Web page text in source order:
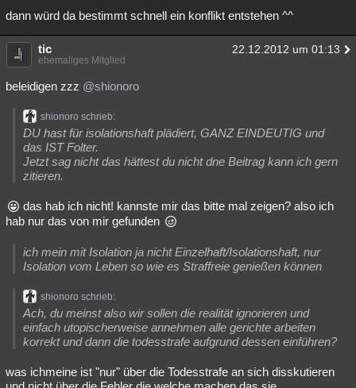
dann würd da bestimmt schnell ein konflikt entstehen ^^
tic 22.12.2012 um 01:13
ehemaliges Mitglied
beleidigen zzz @shionoro
shionoro schrieb:
DU hast für isolationshaft plädiert, GANZ EINDEUTIG und
das IST Folter.
Jetzt sag nicht das hättest du nicht dne Beitrag kann ich gern
zitieren.
das hab ich nicht! kannste mir das bitte mal zeigen? also ich
hab nur das von mir gefunden
ich mein mit Isolation ja nicht Einzelhaft/Isolationshaft, nur
Isolation vom Leben so wie es Straffreie genießen können
shionoro schrieb:
Ach, du meinst also wir sollen die realität ignorieren und
einfach utopischerweise annehmen alle gerichte arbeiten
korrekt und dann die todesstrafe aufgrund dessen einführen?
was ichmeine ist "nur" über die Todesstrafe an sich disskutieren